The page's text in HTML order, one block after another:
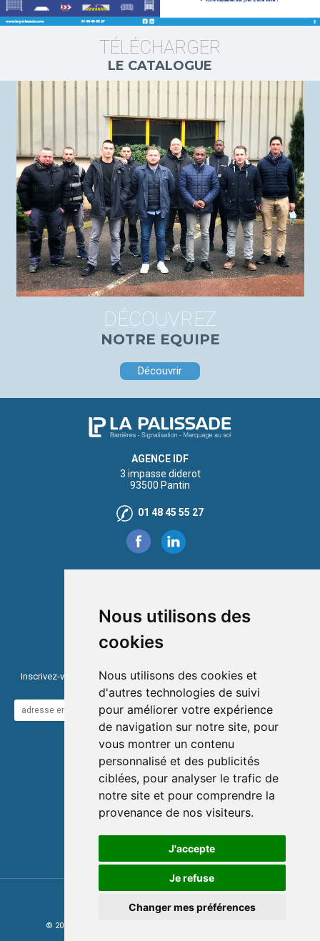
Nous utilisons des
cookies
Nous utilisons des cookies et
d'autres technologies de suivi
pour améliorer votre expérience
de navigation sur notre site, pour
vous montrer un contenu
personnalisé et des publicités
ciblées, pour analyser le trafic de
notre site et pour comprendre la
provenance de nos visiteurs.
J'accepte
Je refuse
Changer mes préférences
TÉLÉCHARGER
LE CATALOGUE
DÉCOUVREZ
NOTRE EQUIPE
Découvrir
AGENCE IDF
3 impasse diderot
93500 Pantin
01 48 45 55 27
Inscrivez-vous à notre newsletter pour être informé de nos ventes et
des derniers produits !
VALIDER
Téléchargez le catalogue
INFORMATIONS
Plan du site
Politique de confidentialité
CVU/CGL
Préférences cookies
Clikeo
© 2021 la PALISSADE. Tous droits réservés - Déclaration CNIL